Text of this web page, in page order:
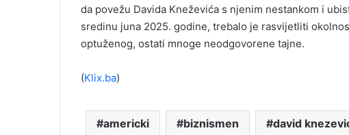
da povežu Davida Kneževića s njenim nestankom i
sredinu juna 2025. godine, trebalo je rasvijetliti
optuženog, ostati mnoge neodgovorene tajne.
(Klix.ba)
americki biznismen david